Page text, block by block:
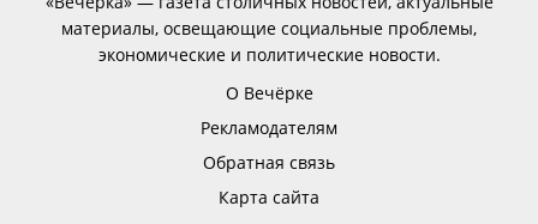
материалы, освещающие социальные проблемы,
экономические и политические новости.
О Вечёрке
Рекламодателям
Обратная связь
Карта сайта